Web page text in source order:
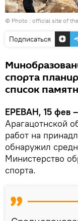
© Photo : official site of
Подписаться
спорта
список
ЕРЕВАН, 15 фев
Арагацотнской
работ на
обнаружил
Министерство
спорта.